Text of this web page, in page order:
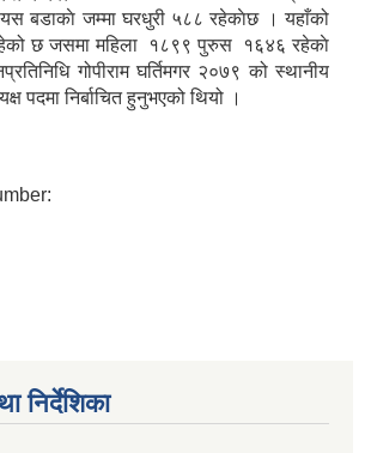
बडाकाे जम्मा घरधुरी ५८८ रहेकाेछ । यहाँको
छ जसमा महिला १८९९ पुरुस १६४६ रहेकाे
गोपीराम घर्तिमगर २०७९ को स्थानीय
पदमा निर्बाचित हुनुभएको थियो ।
निर्देशिका